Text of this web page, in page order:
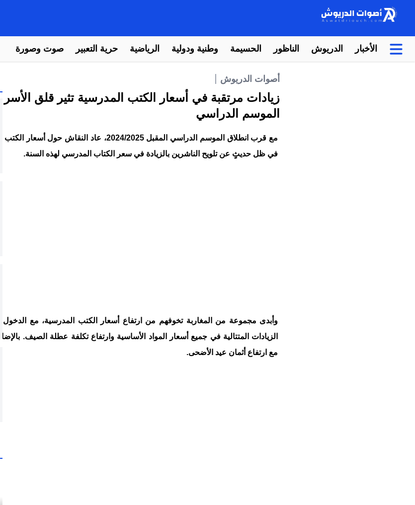
الأخبار الدريوش الناظور الحسيمة وطنية ودولية الرياضية حرية التعبير صوت وصورة
أصوات الدريوش
زيادات مرتقبة في أسعار الكتب المدرسية تثير قلق الأسر
الموسم الدراسي
مع قرب انطلاق الموسم الدراسي المقبل 2024/2025، عاد
في ظل حديثٍ عن تلويح الناشرين بالزيادة في سعر الكتاب المدرسي لهذه السنة.
وأبدى مجموعة من المغاربة تخوفهم من ارتفاع أسعار الكتب المدرسية، مع الدخول
الزيادات المتتالية في جميع أسعار المواد الأساسية وارتفاع تكلفة عطلة الصيف.
مع ارتفاع أثمان عيد الأضحى.